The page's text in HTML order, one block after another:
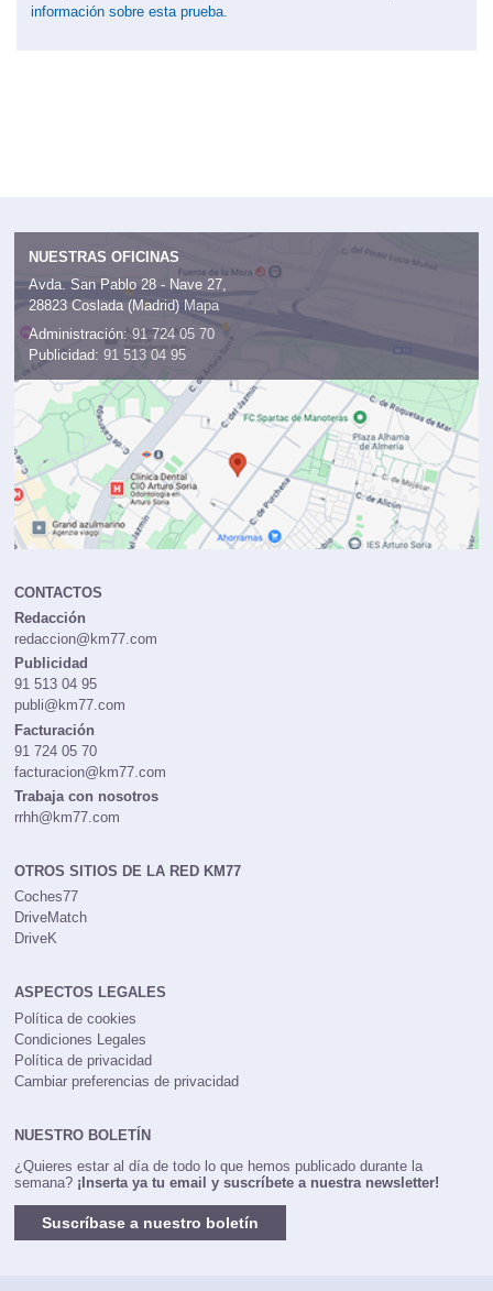
información sobre esta prueba.
NUESTRAS OFICINAS
Avda. San Pablo 28 - Nave 27,
28823 Coslada (Madrid) Mapa
Administración: 91 724 05 70
Publicidad: 91 513 04 95
CONTACTOS
Redacción
redaccion@km77.com
Publicidad
91 513 04 95
publi@km77.com
Facturación
91 724 05 70
facturacion@km77.com
Trabaja con nosotros
rrhh@km77.com
OTROS SITIOS DE LA RED KM77
Coches77
DriveMatch
DriveK
ASPECTOS LEGALES
Política de cookies
Condiciones Legales
Política de privacidad
Cambiar preferencias de privacidad
NUESTRO BOLETÍN
¿Quieres estar al día de todo lo que hemos publicado durante la
semana? ¡Inserta ya tu email y suscríbete a nuestra newsletter!
Suscríbase a nuestro boletín